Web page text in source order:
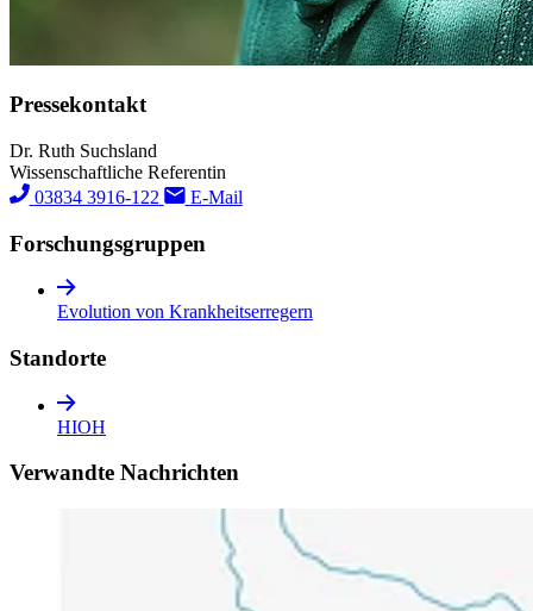
Pressekontakt
Dr. Ruth Suchsland
Wissenschaftliche Referentin
03834 3916-122
E-Mail
Forschungs­gruppen
Evolution von Krankheitserregern
Standorte
HIOH
Verwandte Nachrichten